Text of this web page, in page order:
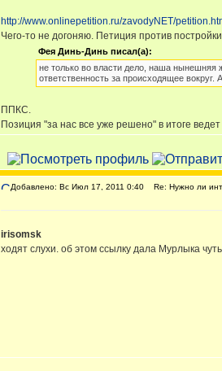
http://www.onlinepetition.ru/zavodyNET/
Чего-то не догоняю. Петиция против
Фея Динь-Динь писал(а):
не только во власти дело, наша нынешняя
ответственность за происходящее
ППКС.
Позиция "за нас все уже решено" в итоге
Добавлено: Вс Июл 17, 2011 0:40 Re: Нужно ли
irisomsk
ходят слухи. об этом ссылку дала Мурлыка